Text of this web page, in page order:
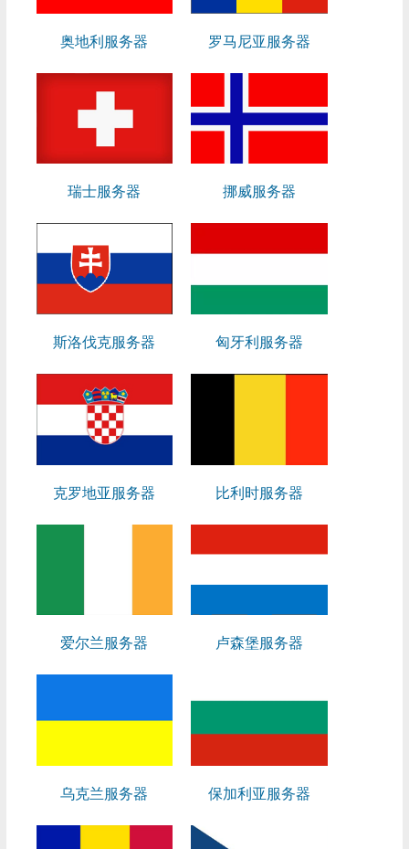
奥地利服务器 罗马尼亚服务器
瑞士服务器 挪威服务器
斯洛伐克服务器 匈牙利服务器
克罗地亚服务器 比利时服务器
爱尔兰服务器 卢森堡服务器
乌克兰服务器 保加利亚服务器